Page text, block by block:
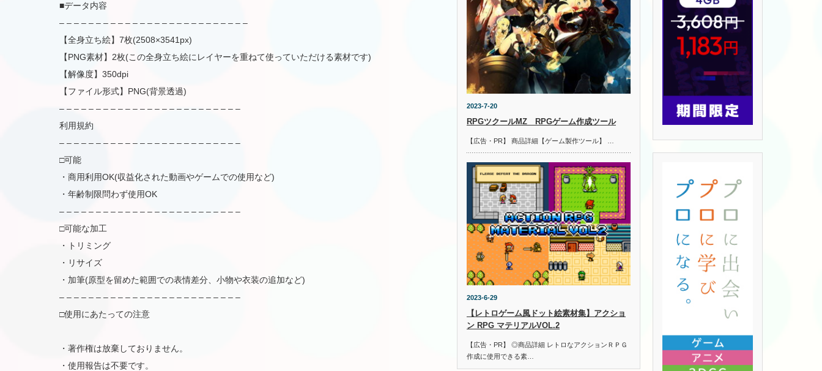
■データ内容
– – – – – – – – – – – – – – – – – – – – – – – – – –
【全身立ち絵】7枚(2508×3541px)
【PNG素材】2枚(この全身立ち絵にレイヤーを重ねて使っていただける素材です)
【解像度】350dpi
【ファイル形式】PNG(背景透過)
– – – – – – – – – – – – – – – – – – – – – – – – –
利用規約
– – – – – – – – – – – – – – – – – – – – – – – – –
□可能
・商用利用OK(収益化された動画やゲームでの使用など)
・年齢制限問わず使用OK
– – – – – – – – – – – – – – – – – – – – – – – – –
□可能な加工
・トリミング
・リサイズ
・加筆(原型を留めた範囲での表情差分、小物や衣装の追加など)
– – – – – – – – – – – – – – – – – – – – – – – – –
□使用にあたっての注意
・著作権は放棄しておりません。
・使用報告は不要です。
2023-7-20
RPGツクールMZ RPGゲーム作成ツール
【広告・PR】 商品詳細【ゲーム製作ツール】 …
2023-6-29
【レトロゲーム風ドット絵素材集】アクショ
ン RPG マテリアルVOL.2
【広告・PR】 ◎商品詳細 レトロなアクションＲＰＧ
作成に使用できる素…